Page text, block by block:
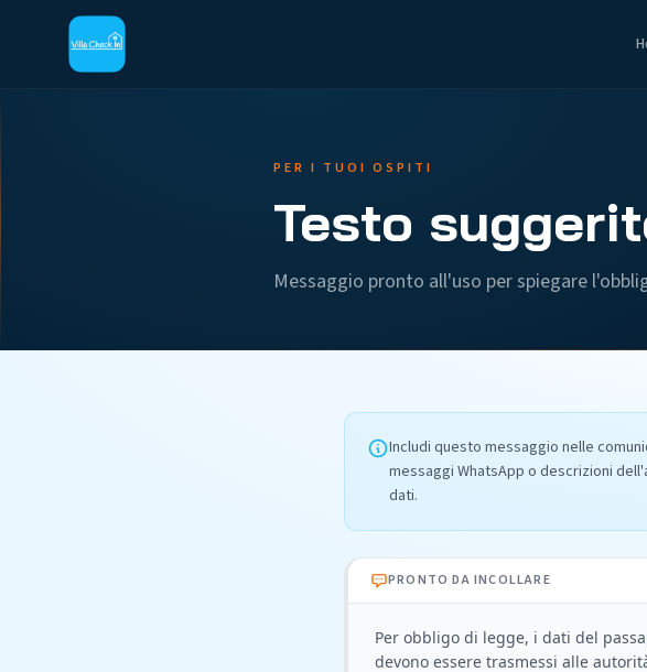
PER I TUOI OSPITI
Testo
Messaggio pronto all'uso per spiegare
Includi questo messaggio nelle
messaggi WhatsApp o descrizioni
dati.
PRONTO DA INCOLLARE
Per obbligo di legge, i dati del
devono essere trasmessi alle